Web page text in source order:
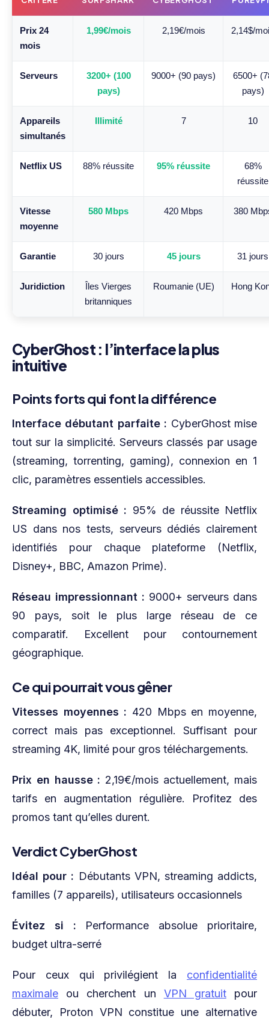
Prix 24
mois
1,99€/mois 2,19€/mois 2,14$/
Serveurs
3200+ (100
pays)
9000+ (90 pays)
6500+
pays)
Appareils
simultanés
Illimité 7 10
Netflix US 88% réussite 95% réussite
68%
réussite
Vitesse
moyenne
580 Mbps 420 Mbps 380
Garantie 30 jours 45 jours 31 jours
Juridiction
Îles Vierges
britanniques
Roumanie (UE) Hong
CyberGhost : l’interface la plus
intuitive
Points forts qui font la différence
Interface débutant parfaite : CyberGhost mise
tout sur la simplicité. Serveurs classés par usage
(streaming, torrenting, gaming), connexion en 1
clic, paramètres essentiels accessibles.
Streaming optimisé : 95% de réussite Netflix
US dans nos tests, serveurs dédiés clairement
identifiés pour chaque plateforme (Netflix,
Disney+, BBC, Amazon Prime).
Réseau impressionnant : 9000+ serveurs dans
90 pays, soit le plus large réseau de ce
comparatif. Excellent pour contournement
géographique.
Ce qui pourrait vous gêner
Vitesses moyennes : 420 Mbps en moyenne,
correct mais pas exceptionnel. Suffisant pour
streaming 4K, limité pour gros téléchargements.
Prix en hausse : 2,19€/mois actuellement, mais
tarifs en augmentation régulière. Profitez des
promos tant qu’elles durent.
Verdict CyberGhost
Idéal pour : Débutants VPN, streaming addicts,
familles (7 appareils), utilisateurs occasionnels
Évitez si : Performance absolue prioritaire,
budget ultra-serré
Pour ceux qui privilégient la confidentialité
maximale ou cherchent un VPN gratuitpour
débuter, Proton VPN constitue une alternative